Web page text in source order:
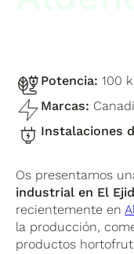
Potencia:100
Marcas:
Instalaciones
Os presentamos
industrial en El
recientemente en
la producción,
productos